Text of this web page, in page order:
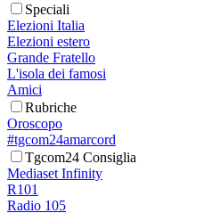
Speciali
Elezioni Italia
Elezioni estero
Grande Fratello
L'isola dei famosi
Amici
Rubriche
Oroscopo
#tgcom24amarcord
Tgcom24 Consiglia
Mediaset Infinity
R101
Radio 105